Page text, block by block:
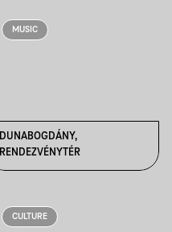
MUSIC
DUNABOGDÁNY,
RENDEZVÉNYTÉR
CULTURE